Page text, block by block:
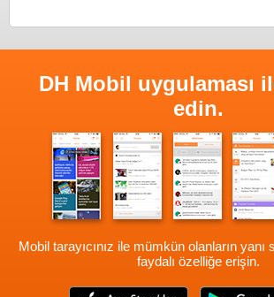
DH Mobil uygulaması
edin.
Mobil tarayıcınız ile mümkün olanların yanı
faydalı özelliğe erişin.